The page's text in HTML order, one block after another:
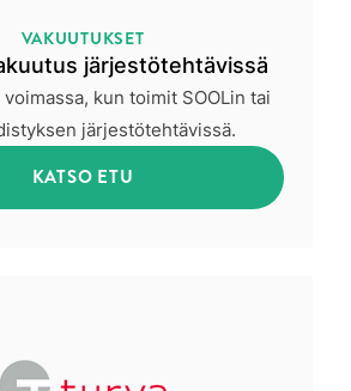
järjestötehtävissä
VAKUUTUKSET
kun toimit SOOLin tai
järjestötehtävissä.
KATSO ETU